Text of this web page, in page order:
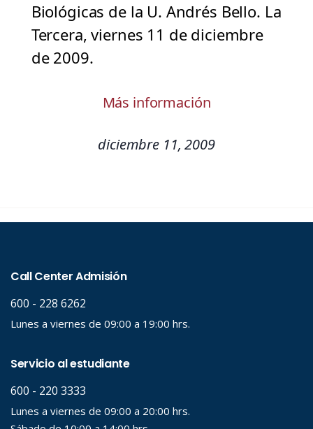
Biológicas de la U. Andrés Bello. La
Tercera, viernes 11 de diciembre
de 2009.
Más información
diciembre 11, 2009